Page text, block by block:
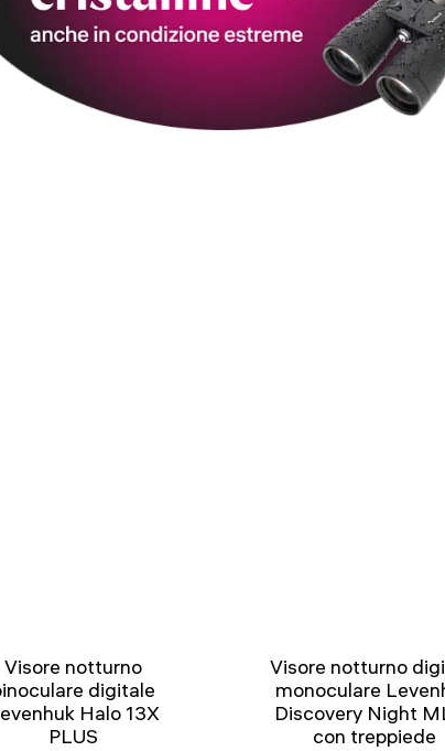
Visore notturno
digitale
Halo 13X
PLUS
Visore notturno
monoculare
Discovery Night
con treppiede